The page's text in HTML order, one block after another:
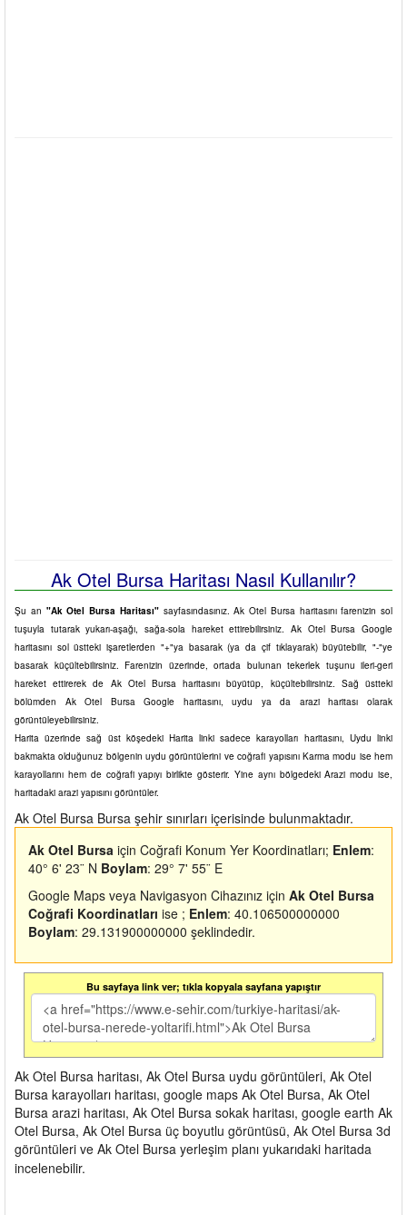
Ak Otel Bursa Haritası Nasıl Kullanılır?
Şu an "Ak Otel Bursa Haritası"sayfasındasınız. Ak Otel Bursa haritasını farenizin sol
tuşuyla tutarak yukarı-aşağı, sağa-sola hareket ettirebilirsiniz. Ak Otel Bursa Google
haritasını sol üstteki işaretlerden "+"ya basarak (ya da çif tıklayarak) büyütebilir, "-"ye
basarak küçültebilirsiniz. Farenizin üzerinde, ortada bulunan tekerlek tuşunu ileri-geri
hareket ettirerek de Ak Otel Bursa haritasını büyütüp, küçültebilirsiniz. Sağ üstteki
bölümden Ak Otel Bursa Google haritasını, uydu ya da arazi haritası olarak
görüntüleyebilirsiniz.
Harita üzerinde sağ üst köşedeki Harita linki sadece karayolları haritasını, Uydu linki
bakmakta olduğunuz bölgenin uydu görüntülerini ve coğrafi yapısını Karma modu ise hem
karayollarını hem de coğrafi yapıyı birlikte gösterir. Yine aynı bölgedeki Arazi modu ise,
haritadaki arazi yapısını görüntüler.
Ak Otel Bursa Bursa şehir sınırları içerisinde bulunmaktadır.
Ak Otel Bursa için Coğrafi Konum Yer Koordinatları; Enlem:
40° 6' 23¨ N Boylam: 29° 7' 55¨ E
Google Maps veya Navigasyon Cihazınız için Ak Otel Bursa
Coğrafi Koordinatları ise ; Enlem: 40.106500000000
Boylam: 29.131900000000 şeklindedir.
Bu sayfaya link ver; tıkla kopyala sayfana yapıştır
Ak Otel Bursa haritası, Ak Otel Bursa uydu görüntüleri, Ak Otel
Bursa karayolları haritası, google maps Ak Otel Bursa, Ak Otel
Bursa arazi haritası, Ak Otel Bursa sokak haritası, google earth Ak
Otel Bursa, Ak Otel Bursa üç boyutlu görüntüsü, Ak Otel Bursa 3d
görüntüleri ve Ak Otel Bursa yerleşim planı yukarıdaki haritada
incelenebilir.